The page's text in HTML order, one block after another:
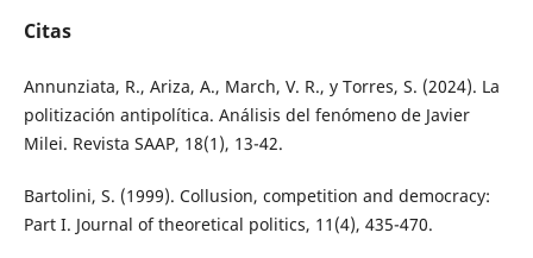
Citas
Annunziata, R., Ariza, A., March, V. R., y Torres, S. (2024). La
politización antipolítica. Análisis del fenómeno de Javier
Milei. Revista SAAP, 18(1), 13-42.
Bartolini, S. (1999). Collusion, competition and democracy:
Part I. Journal of theoretical politics, 11(4), 435-470.